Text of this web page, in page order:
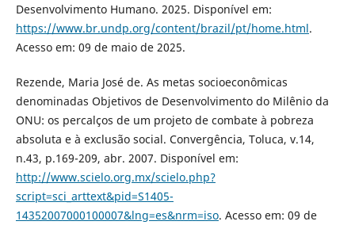
Desenvolvimento Humano. 2025. Disponível em:
https://www.br.undp.org/content/brazil/pt/home.html.
Acesso em: 09 de maio de 2025.
Rezende, Maria José de. As metas socioeconômicas
denominadas Objetivos de Desenvolvimento do Milênio da
ONU: os percalços de um projeto de combate à pobreza
absoluta e à exclusão social. Convergência, Toluca, v.14,
n.43, p.169-209, abr. 2007. Disponível em:
http://www.scielo.org.mx/scielo.php?
script=sci_arttext&pid=S1405-
14352007000100007&lng=es&nrm=iso. Acesso em: 09 de